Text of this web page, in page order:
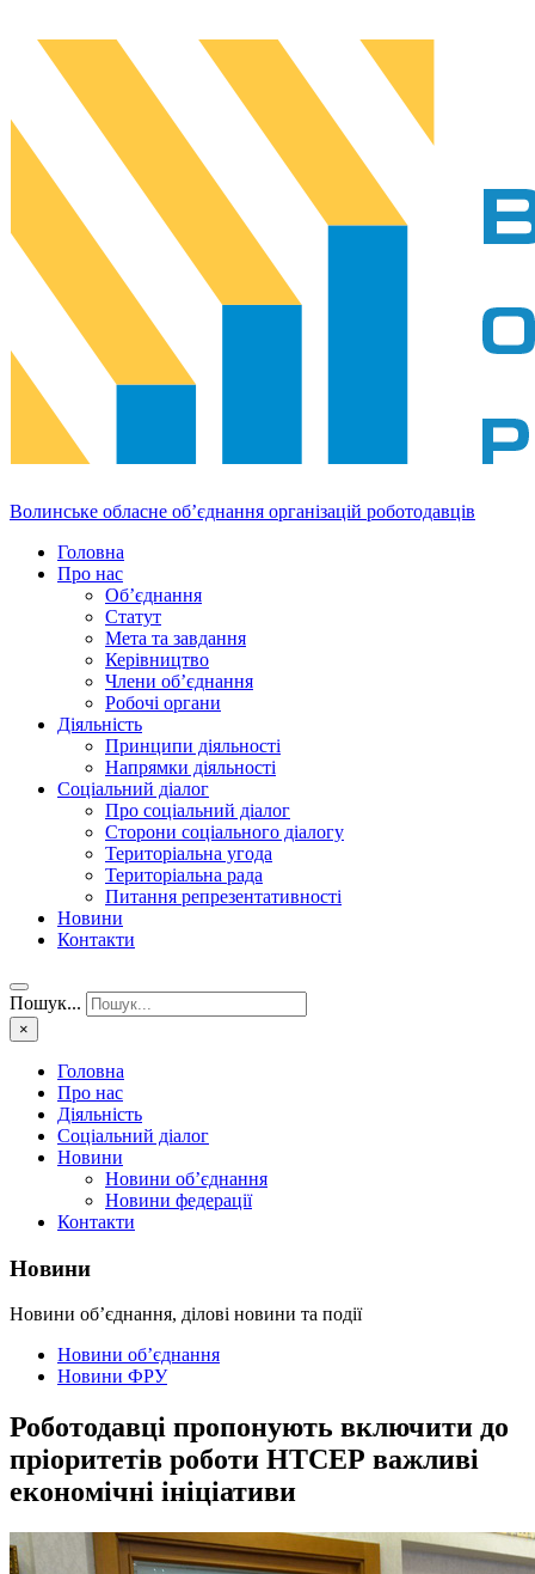
Волинське обласне об’єднання організацій роботодавців
Головна
Про нас
Об’єднання
Статут
Мета та завдання
Керівництво
Члени об’єднання
Робочі органи
Діяльність
Принципи діяльності
Напрямки діяльності
Соціальний діалог
Про соціальний діалог
Сторони соціального діалогу
Територіальна угода
Територіальна рада
Питання репрезентативності
Новини
Контакти
Пошук...
×
Головна
Про нас
Діяльність
Соціальний діалог
Новини
Новини об’єднання
Новини федерації
Контакти
Новини
Новини об’єднання, ділові новини та події
Новини об’єднання
Новини ФРУ
Роботодавці пропонують включити до
пріоритетів роботи НТСЕР важливі
економічні ініціативи